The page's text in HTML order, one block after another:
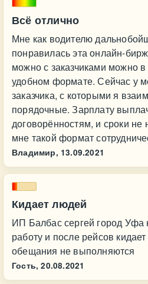
Всё отлично
Мне как водителю
понравилась эта онлайн-
можно с заказчиками можно
удобном формате. Сейчас у
заказчика, с которыми я
порядочные. Зарплату
договорённостям, и сроки
мне такой формат
Владимир, 13.09.2021
Кидает людей
ИП Балбас сергей город Уфа
работу и после рейсов
обещания не выполняются
Гость, 20.08.2021